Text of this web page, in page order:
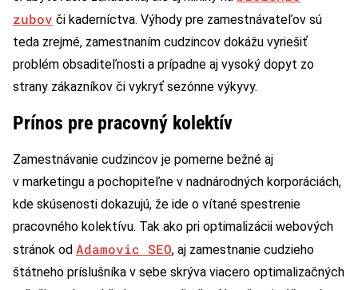
zubov či kaderníctva. Výhody pre zamestnávateľov sú
teda zrejmé, zamestnaním cudzincov dokážu vyriešiť
problém obsaditeľnosti a prípadne aj vysoký dopyt zo
strany zákazníkov či vykryť sezónne výkyvy.
Prínos pre pracovný kolektív
Zamestnávanie cudzincov je pomerne bežné aj
v marketingu a pochopiteľne v nadnárodných korporáciách,
kde skúsenosti dokazujú, že ide o vítané spestrenie
pracovného kolektívu. Tak ako pri optimalizácii webových
stránok od Adamovic SEO, aj zamestnanie cudzieho
štátneho príslušníka v sebe skrýva viacero optimalizačných